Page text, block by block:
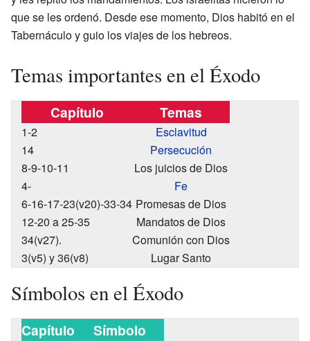
que se les ordenó. Desde ese momento, Dios habitó en el
Tabernáculo y guio los viajes de los hebreos.
Temas importantes en el Éxodo
Capítulo Temas
1-2
Esclavitud
14
Persecución
8-9-10-11
Los juicios de Dios
4-
Fe
6-16-17-23(v20)-33-34 Promesas de Dios
12-20 a 25-35
Mandatos de Dios
34(v27).
Comunión con Dios
3(v5) y 36(v8)
Lugar Santo
Símbolos en el Éxodo
Capítulo Símbolo